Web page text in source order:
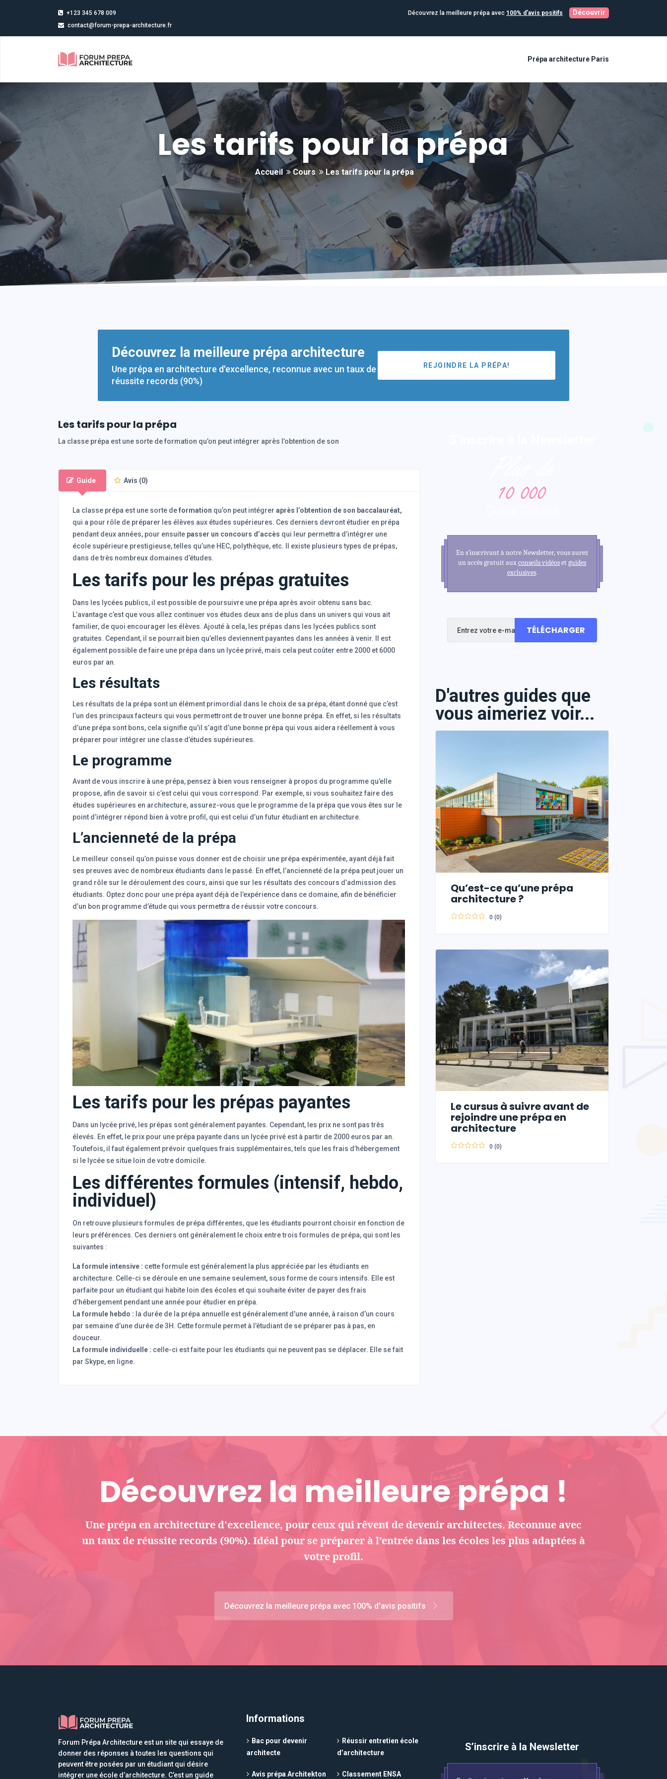
+123 345 678 009
contact@forum-prepa-architecture.fr
Découvrez la meilleure prépa avec 100% d'avis positifs Découvrir
Prépa architecture Paris
Les tarifs pour la prépa
Accueil Cours Les tarifs pour la prépa
Découvrez la meilleure prépa architecture
Une prépa en architecture d'excellence, reconnue avec un taux de
réussite records (90%)
REJOINDRE LA PRÉPA!
Les tarifs pour la prépa
La classe prépa est une sorte de formation qu’on peut intégrer après l’obtention de son
Guide Avis (0)
La classe prépa est une sorte deformation qu’on peut intégrer après l’obtention de son baccalauréat,
qui a pour rôle de préparer les élèves aux études supérieures. Ces derniers devront étudier en prépa
pendant deux années, pour ensuite passer un concours d’accès qui leur permettra d’intégrer une
école supérieure prestigieuse, telles qu’une HEC, polythèque, etc. Il existe plusieurs types de prépas,
dans de très nombreux domaines d’études.
Les tarifs pour les prépas gratuites
Dans les lycées publics, il est possible de poursuivre une prépa après avoir obtenu sans bac.
L’avantage c’est que vous allez continuer vos études deux ans de plus dans un univers qui vous ait
familier, de quoi encourager les élèves. Ajouté à cela, les prépas dans les lycées publics sont
gratuites. Cependant, il se pourrait bien qu’elles deviennent payantes dans les années à venir. Il est
également possible de faire une prépa dans un lycée privé, mais cela peut coûter entre 2000 et 6000
euros par an.
Les résultats
Les résultats de la prépa sont un élément primordial dans le choix de sa prépa, étant donné que c’est
l’un des principaux facteurs qui vous permettront de trouver une bonne prépa. En effet, si les résultats
d’une prépa sont bons, cela signifie qu’il s’agit d’une bonne prépa qui vous aidera réellement à vous
préparer pour intégrer une classe d’études supérieures.
Le programme
Avant de vous inscrire à une prépa, pensez à bien vous renseigner à propos du programme qu’elle
propose, afin de savoir si c’est celui qui vous correspond. Par exemple, si vous souhaitez faire des
études supérieures en architecture, assurez-vous que le programme de la prépa que vous êtes sur le
point d’intégrer répond bien à votre profil, qui est celui d’un futur étudiant en architecture.
L’ancienneté de la prépa
Le meilleur conseil qu’on puisse vous donner est de choisir une prépa expérimentée, ayant déjà fait
ses preuves avec de nombreux étudiants dans le passé. En effet, l’ancienneté de la prépa peut jouer un
grand rôle sur le déroulement des cours, ainsi que sur les résultats des concours d’admission des
étudiants. Optez donc pour une prépa ayant déjà de l’expérience dans ce domaine, afin de bénéficier
d’un bon programme d’étude qui vous permettra de réussir votre concours.
Les tarifs pour les prépas payantes
Dans un lycée privé, les prépas sont généralement payantes. Cependant, les prix ne sont pas très
élevés. En effet, le prix pour une prépa payante dans un lycée privé est à partir de 2000 euros par an.
Toutefois, il faut également prévoir quelques frais supplémentaires, tels que les frais d’hébergement
si le lycée se situe loin de votre domicile.
Les différentes formules (intensif, hebdo,
individuel)
On retrouve plusieurs formules de prépa différentes, que les étudiants pourront choisir en fonction de
leurs préférences. Ces derniers ont généralement le choix entre trois formules de prépa, qui sont les
suivantes :
La formule intensive : cette formule est généralement la plus appréciée par les étudiants en
architecture. Celle-ci se déroule en une semaine seulement, sous forme de cours intensifs. Elle est
parfaite pour un étudiant qui habite loin des écoles et qui souhaite éviter de payer des frais
d’hébergement pendant une année pour étudier en prépa.
La formule hebdo : la durée de la prépa annuelle est généralement d’une année, à raison d’un cours
par semaine d’une durée de 3H. Cette formule permet à l’étudiant de se préparer pas à pas, en
douceur.
La formule individuelle : celle-ci est faite pour les étudiants qui ne peuvent pas se déplacer. Elle se fait
par Skype, en ligne.
10 000
En s'inscrivant à notre Newsletter, vous aurez
un accès gratuit auxconseils vidéoset guides
exclusives.
TÉLÉCHARGER
D'autres guides que
vous aimeriez voir...
Qu’est-ce qu’une prépa
architecture ?
0 (0)
Le cursus à suivre avant de
rejoindre une prépa en
architecture
0 (0)
Découvrez la meilleure prépa !
Une prépa en architecture d'excellence, pour ceux qui rêvent de devenir architectes. Reconnue avec
un taux de réussite records (90%). Idéal pour se préparer à l’entrée dans les écoles les plus adaptées à
votre profil.
Découvrez la meilleure prépa avec 100% d'avis positifs
Forum Prépa Architecture est un site qui essaye de
donner des réponses à toutes les questions qui
peuvent être posées par un étudiant qui désire
intégrer une école d’architecture. C’est un guide
Informations
Bac pour devenir
architecte
Avis prépa Architekton
Réussir entretien école
d’architecture
Classement ENSA
S’inscrire à la Newsletter